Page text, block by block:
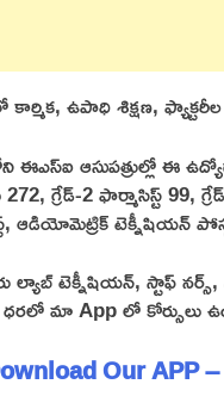
కార్మిక, ఉపాధి శిక్షణ,
ఆసుపత్రుల్లో ఈ
272, గ్రేడ్-2 ఫార్మాసిస్ట్
ఆడియోమెట్రిక్ టెక్నీషియన్
ల్యాబ్ టెక్నీషియన్, స్టాఫ్
ధరలో మా App లో కోర్సులు
Our APP